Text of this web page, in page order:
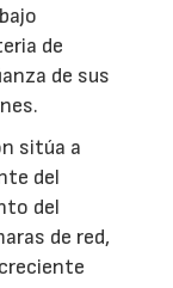
de
de sus
sitúa a
del
del
de red,